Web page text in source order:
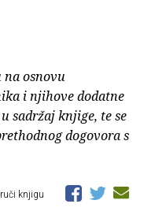
na osnovu
i njihove dodatne
sadržaj knjige, te se
dogovora s
knjigu